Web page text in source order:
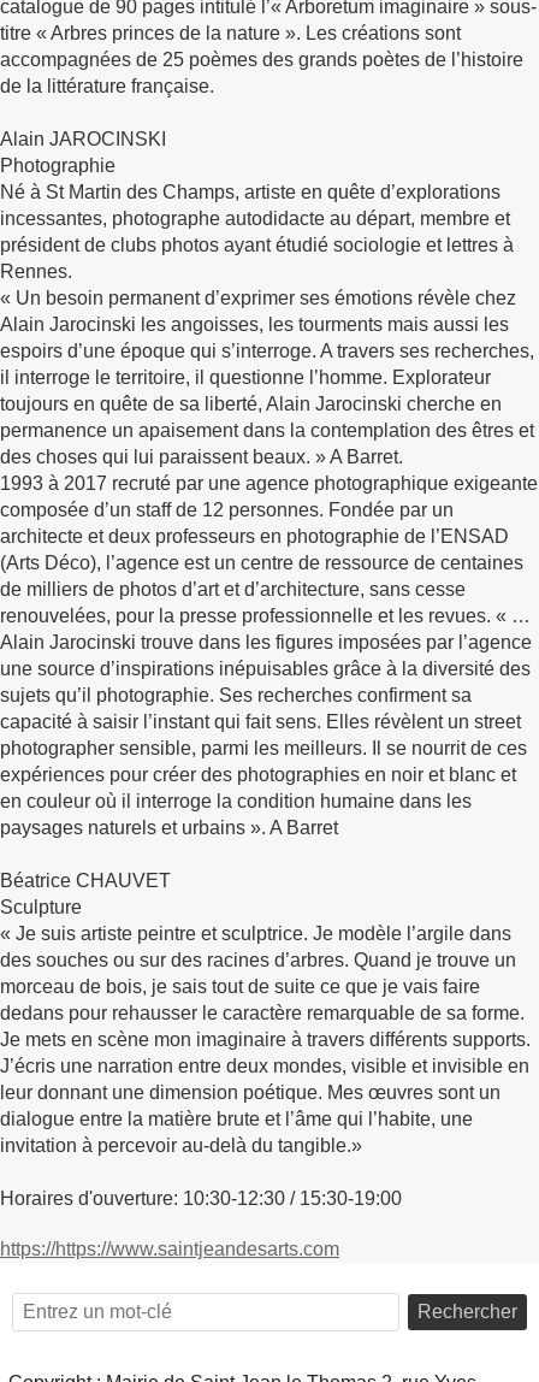
catalogue de 90 pages intitulé l’« Arboretum imaginaire » sous-
titre « Arbres princes de la nature ». Les créations sont
accompagnées de 25 poèmes des grands poètes de l’histoire
de la littérature française.
Alain JAROCINSKI
Photographie
Né à St Martin des Champs, artiste en quête d’explorations
incessantes, photographe autodidacte au départ, membre et
président de clubs photos ayant étudié sociologie et lettres à
Rennes.
« Un besoin permanent d’exprimer ses émotions révèle chez
Alain Jarocinski les angoisses, les tourments mais aussi les
espoirs d’une époque qui s’interroge. A travers ses recherches,
il interroge le territoire, il questionne l’homme. Explorateur
toujours en quête de sa liberté, Alain Jarocinski cherche en
permanence un apaisement dans la contemplation des êtres et
des choses qui lui paraissent beaux. » A Barret.
1993 à 2017 recruté par une agence photographique exigeante
composée d’un staff de 12 personnes. Fondée par un
architecte et deux professeurs en photographie de l’ENSAD
(Arts Déco), l’agence est un centre de ressource de centaines
de milliers de photos d’art et d’architecture, sans cesse
renouvelées, pour la presse professionnelle et les revues. « …
Alain Jarocinski trouve dans les figures imposées par l’agence
une source d’inspirations inépuisables grâce à la diversité des
sujets qu’il photographie. Ses recherches confirment sa
capacité à saisir l’instant qui fait sens. Elles révèlent un street
photographer sensible, parmi les meilleurs. Il se nourrit de ces
expériences pour créer des photographies en noir et blanc et
en couleur où il interroge la condition humaine dans les
paysages naturels et urbains ». A Barret
Béatrice CHAUVET
Sculpture
« Je suis artiste peintre et sculptrice. Je modèle l’argile dans
des souches ou sur des racines d’arbres. Quand je trouve un
morceau de bois, je sais tout de suite ce que je vais faire
dedans pour rehausser le caractère remarquable de sa forme.
Je mets en scène mon imaginaire à travers différents supports.
J’écris une narration entre deux mondes, visible et invisible en
leur donnant une dimension poétique. Mes œuvres sont un
dialogue entre la matière brute et l’âme qui l’habite, une
invitation à percevoir au-delà du tangible.»
Horaires d'ouverture: 10:30-12:30 / 15:30-19:00
https://https://www.saintjeandesarts.com
Rechercher